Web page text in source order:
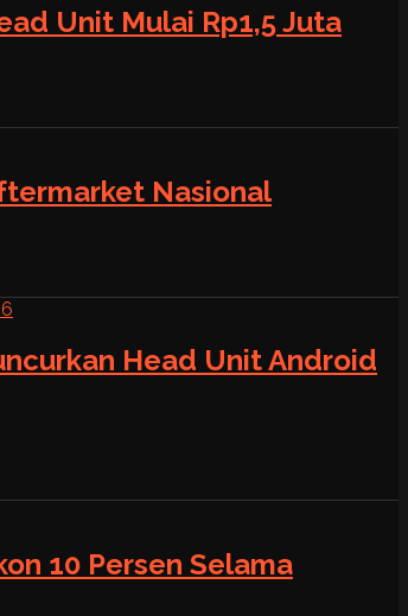
Unit Mulai Rp1,5 Juta
Nasional
Head Unit Android
10 Persen Selama